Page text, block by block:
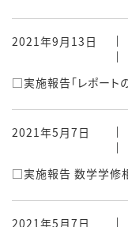
2021年9月13日
□実施報告「レポート
2021年5月7日
□実施報告 数学学修
2021年5月7日